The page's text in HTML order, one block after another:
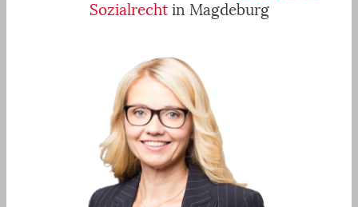
Sozialrechtin Magdeburg